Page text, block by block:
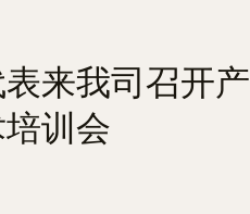
来我司召开产
训会